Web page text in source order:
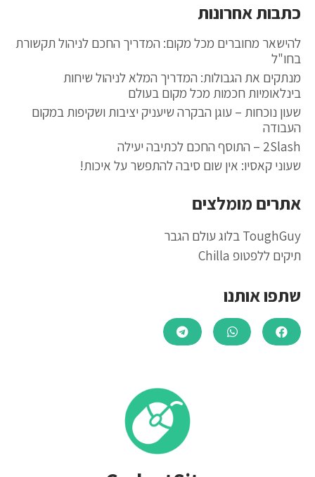
כתבות אחרונות
להישאר מחוברים מכל מקום: המדריך החכם לניהול תקשורת
בחו"ל
מנתקים את הגבולות: המדריך המלא לניהול שיחות
בינלאומיות חכמות מכל מקום בעולם
שעון נוכחות – עוגן הבקרה שיעניק יציבות ושקיפות במקום
העבודה
2Slash – התוסף החכם לכתיבה יעילה
שעוני קאסיו: אין שום סיבה להתפשר על איכות!
אתרים מומלצים
ToughGuy בלוג עולם הגבר
תיקים ללפטופ Chilla
שתפו אותנו